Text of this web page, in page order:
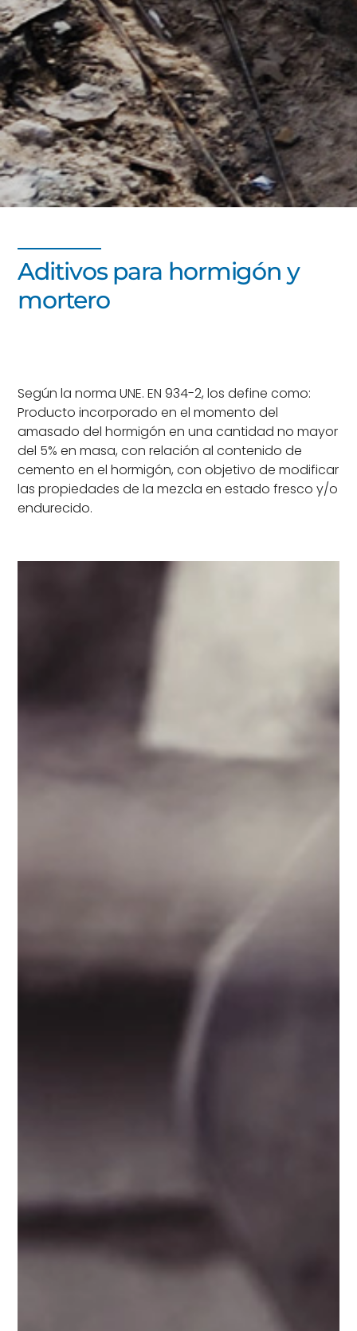
Aditivos para hormigón y
mortero
Según la norma UNE. EN 934-2, los define como:
Producto incorporado en el momento del
amasado del hormigón en una cantidad no mayor
del 5% en masa, con relación al contenido de
cemento en el hormigón, con objetivo de modificar
las propiedades de la mezcla en estado fresco y/o
endurecido.